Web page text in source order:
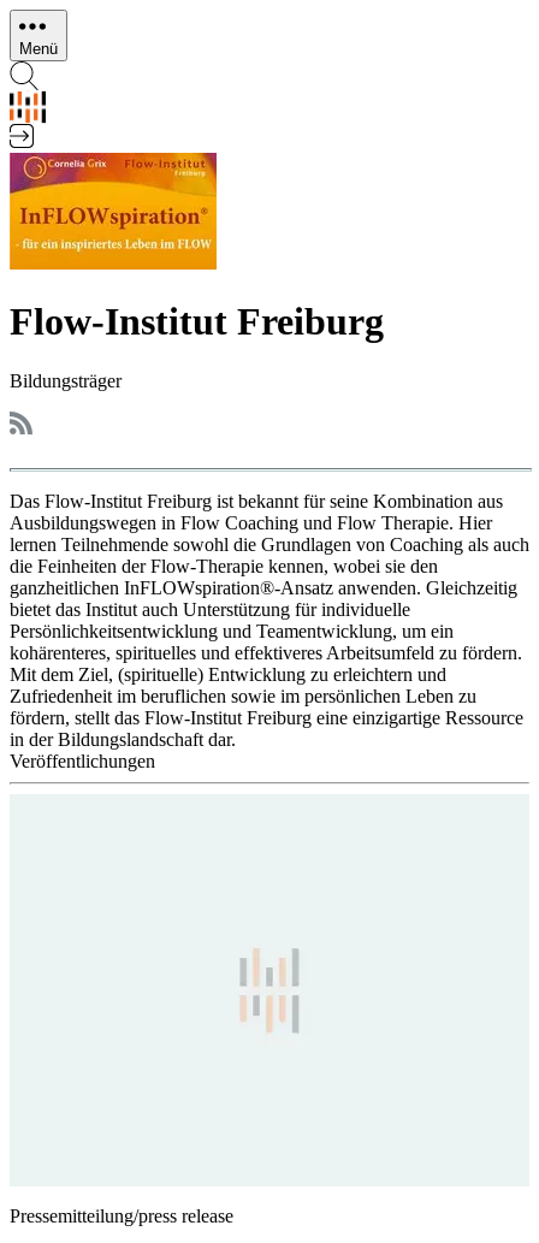
Direkt
zum
Inhalt
Menü
Flow-Institut Freiburg
Bildungsträger
Das Flow-Institut Freiburg ist bekannt für seine Kombination aus
Ausbildungswegen in Flow Coaching und Flow Therapie. Hier
lernen Teilnehmende sowohl die Grundlagen von Coaching als auch
die Feinheiten der Flow-Therapie kennen, wobei sie den
ganzheitlichen InFLOWspiration®-Ansatz anwenden. Gleichzeitig
bietet das Institut auch Unterstützung für individuelle
Persönlichkeitsentwicklung und Teamentwicklung, um ein
kohärenteres, spirituelles und effektiveres Arbeitsumfeld zu fördern.
Mit dem Ziel, (spirituelle) Entwicklung zu erleichtern und
Zufriedenheit im beruflichen sowie im persönlichen Leben zu
fördern, stellt das Flow-Institut Freiburg eine einzigartige Ressource
in der Bildungslandschaft dar.
Veröffentlichungen
Pressemitteilung/press release